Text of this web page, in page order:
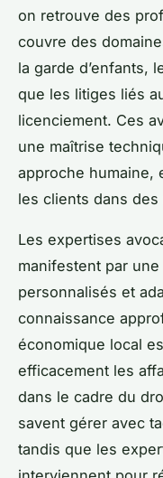
on retrouve des
couvre des
la garde d’enfants,
que les litiges liés
licenciement. Ces
une maîtrise
approche humaine,
les clients dans
Les expertises
manifestent par
personnalisés et
connaissance
économique local
efficacement les
dans le cadre du
savent gérer avec
tandis que les